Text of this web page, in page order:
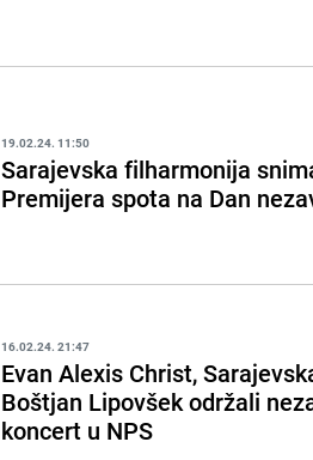
19.02.24. 11:50
Sarajevska filharmonija
Premijera spota na Dan
16.02.24. 21:47
Evan Alexis Christ,
Boštjan Lipovšek održali
koncert u NPS